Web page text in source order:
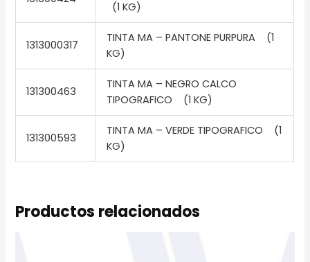
(1 KG)
1313000317
TINTA MA – PANTONE PURPURA (1
KG)
131300463
TINTA MA – NEGRO CALCO
TIPOGRAFICO (1 KG)
131300593
TINTA MA – VERDE TIPOGRAFICO (1
KG)
Productos relacionados